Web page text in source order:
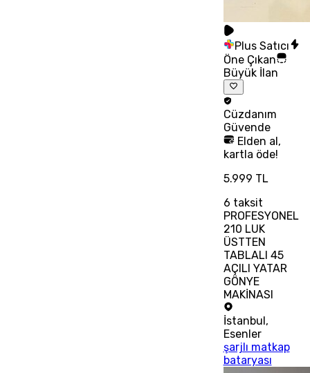
Plus Satıcı
Öne Çıkan
Büyük İlan
Cüzdanım
Güvende
Elden al,
kartla öde!
5.999 TL
6 taksit
PROFESYONEL
210 LUK
ÜSTTEN
TABLALI 45
AÇILI YATAR
GÖNYE
MAKİNASI
İstanbul ,
Esenler
şarjlı matkap
bataryası